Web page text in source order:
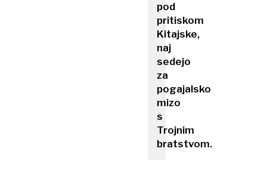
pod
pritiskom
Kitajske,
naj
sedejo
za
pogajalsko
mizo
s
Trojnim
bratstvom.